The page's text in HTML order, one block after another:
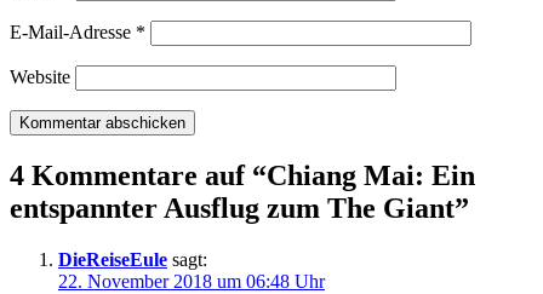
E-Mail-Adresse *
Website
4 Kommentare auf “Chiang Mai: Ein
entspannter Ausflug zum The Giant”
DieReiseEule sagt:
22. November 2018 um 06:48 Uhr